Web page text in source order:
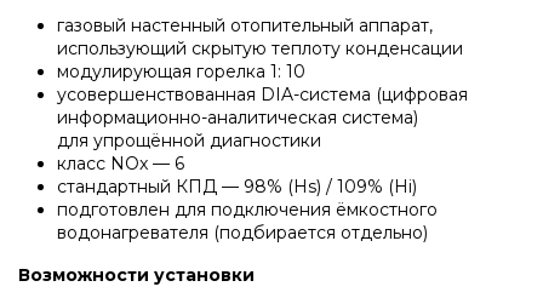
Baxi
Настенные газовые котлы Baxi
Настенные конденсационные котлы Baxi
Запчасти для котлов Mizudo
Запчасти Elko
Запчасти Giersch
Запчасти для котлов Ferroli
газовый настенный отопительный аппарат,
использующий скрытую теплоту конденсации
модулирующая горелка 1: 10
усовершенствованная DIA-система (цифровая
информационно-аналитическая система)
для упрощённой диагностики
класс NOx — 6
стандартный КПД — 98% (Hs) / 109% (Hi)
подготовлен для подключения ёмкостного
водонагревателя (подбирается отдельно)
Возможности установки